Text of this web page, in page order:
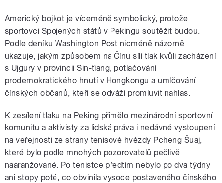
Americký bojkot je víceméně symbolický, protože
sportovci Spojených států v Pekingu soutěžit budou.
Podle deníku Washington Post nicméně názorně
ukazuje, jakým způsobem na Čínu sílí tlak kvůli zacházení
s Ujgury v provincii Sin-ťiang, potlačování
prodemokratického hnutí v Hongkongu a umlčování
čínských občanů, kteří se odváží promluvit nahlas.
K zesílení tlaku na Peking přimělo mezinárodní sportovní
komunitu a aktivisty za lidská práva i nedávné vystoupení
na veřejnosti ze strany tenisové hvězdy Pcheng Šuaj,
které bylo podle mnohých pozorovatelů pečlivě
naaranžované. Po tenistce předtím nebylo po dva týdny
ani stopy poté, co obvinila vysoce postaveného čínského